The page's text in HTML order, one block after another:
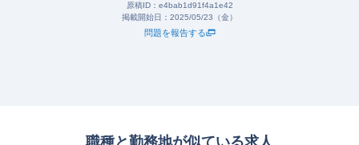
原稿ID： e4bab1d91f4a1e42
掲載開始日： 2025/05/23（金）
問題を報告する
職種と勤務地が似ている求人